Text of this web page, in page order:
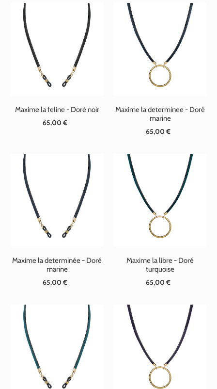
Maxime la feline - Doré noir
Prix
65,00 €
Maxime la determinee - Doré
marine
Prix
65,00 €
Maxime la determinée - Doré
marine
Prix
65,00 €
Maxime la libre - Doré
turquoise
Prix
65,00 €